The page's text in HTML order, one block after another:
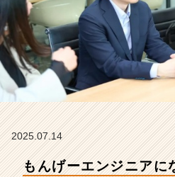
r
o
u
p
社
員
G
2025.07.14
もんげーエンジニア